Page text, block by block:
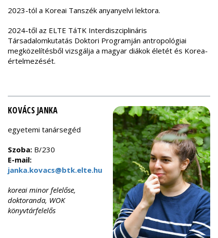
2023-tól a Koreai Tanszék anyanyelvi lektora.
2024-től az ELTE TáTK Interdiszciplináris
Társadalomkutatás Doktori Programján antropológiai
megközelítésből vizsgálja a magyar diákok életét és Korea-
értelmezését.
KOVÁCS JANKA
egyetemi tanársegéd
Szoba: B/230
E-mail:
janka.kovacs@btk.elte.hu
koreai minor felelőse,
doktoranda, WOK
könyvtárfelelős